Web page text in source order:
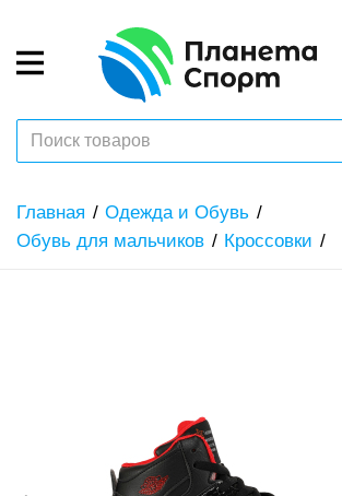
Главная
Одежда и Обувь
Обувь для мальчиков
Кроссовки